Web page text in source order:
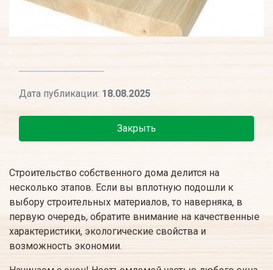
Дата публикации: 18.08.2025
Закрыть
Строительство собственного дома делится на
несколько этапов. Если вы вплотную подошли к
выбору строительных материалов, то наверняка, в
первую очередь, обратите внимание на качественные
характеристики, экологические свойства и
возможность экономии.